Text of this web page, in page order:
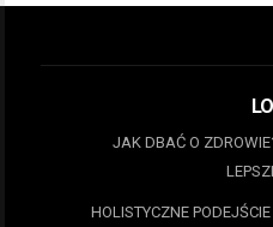
JAK DBAĆ O
HOLISTYCZNE